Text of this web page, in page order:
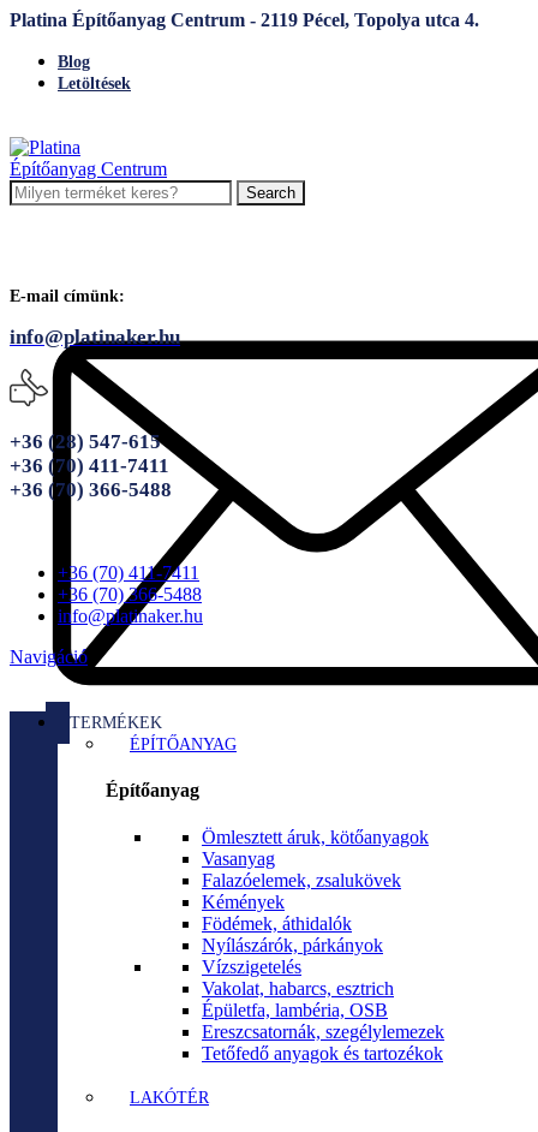
Platina Építőanyag Centrum - 2119 Pécel, Topolya utca 4.
Blog
Letöltések
Search
E-mail címünk:
info@platinaker.hu
+36 (28) 547-615
+36 (70) 411-7411
+36 (70) 366-5488
+36 (70) 411-7411
+36 (70) 366-5488
info@platinaker.hu
Navigáció
TERMÉKEK
ÉPÍTŐANYAG
Építőanyag
Ömlesztett áruk, kötőanyagok
Vasanyag
Falazóelemek, zsalukövek
Kémények
Födémek, áthidalók
Nyílászárók, párkányok
Vízszigetelés
Vakolat, habarcs, esztrich
Épületfa, lambéria, OSB
Ereszcsatornák, szegélylemezek
Tetőfedő anyagok és tartozékok
LAKÓTÉR